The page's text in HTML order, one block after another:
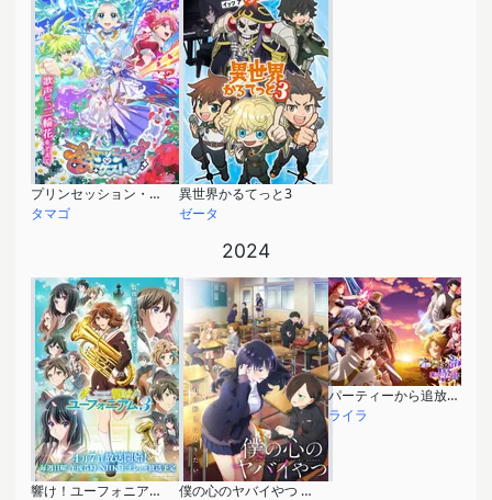
プリンセッション・オーケストラ
タマゴ
異世界かるてっと3
ゼータ
2024
響け！ユーフォニアム3 僕の心のヤバイやつ 第2期
パーティーから追放されたその治癒師、実は最強につき
ライラ